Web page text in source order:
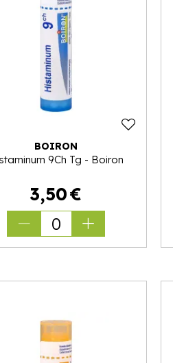
BOIRON
9Ch Tg - Boiron
3,50€
0